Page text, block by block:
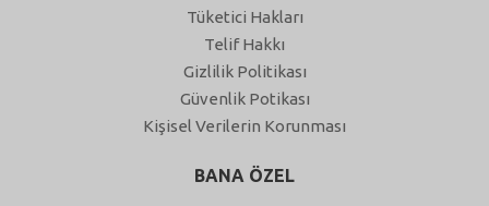
Tüketici Hakları
Telif Hakkı
Gizlilik Politikası
Güvenlik Potikası
Kişisel Verilerin Korunması
BANA ÖZEL